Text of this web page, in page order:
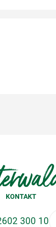
KONTAKT
300 10